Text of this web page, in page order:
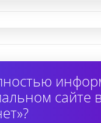
сайте